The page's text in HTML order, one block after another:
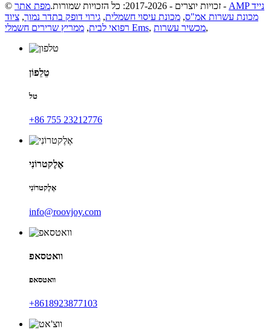
© זכויות יוצרים - 2017-2026: כל הזכויות שמורות. מפת אתר -
AMP נייד
מכונת עשרות אמ"ס, מכונת עיסוי חשמלית, גירוי דופק בתדר נמוך, ציוד
רפואי לבית, ממריץ שרירים חשמלי Ems, מכשיר עשרות,
טֵלֵפוֹן
טל
+86 755 23212776
אֶלֶקטרוֹנִי
אֶלֶקטרוֹנִי
info@roovjoy.com
וואטסאפ
וואטסאפ
‎+8618923877103